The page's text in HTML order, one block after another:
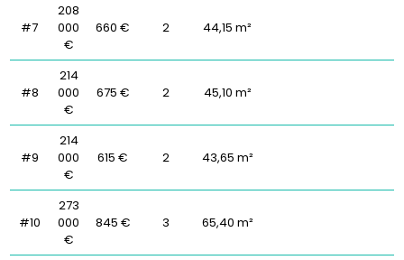
#7
208
000
€
660 € 2 44,15 m²
#8
214
000
€
675 € 2 45,10 m²
#9
214
000
€
615 € 2 43,65 m²
#10
273
000
€
845 € 3 65,40 m²